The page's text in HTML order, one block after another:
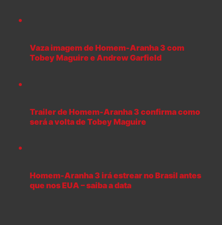
Vaza imagem de Homem-Aranha 3 com
Tobey Maguire e Andrew Garfield
Trailer de Homem-Aranha 3 confirma como
será a volta de Tobey Maguire
Homem-Aranha 3 irá estrear no Brasil antes
que nos EUA – saiba a data